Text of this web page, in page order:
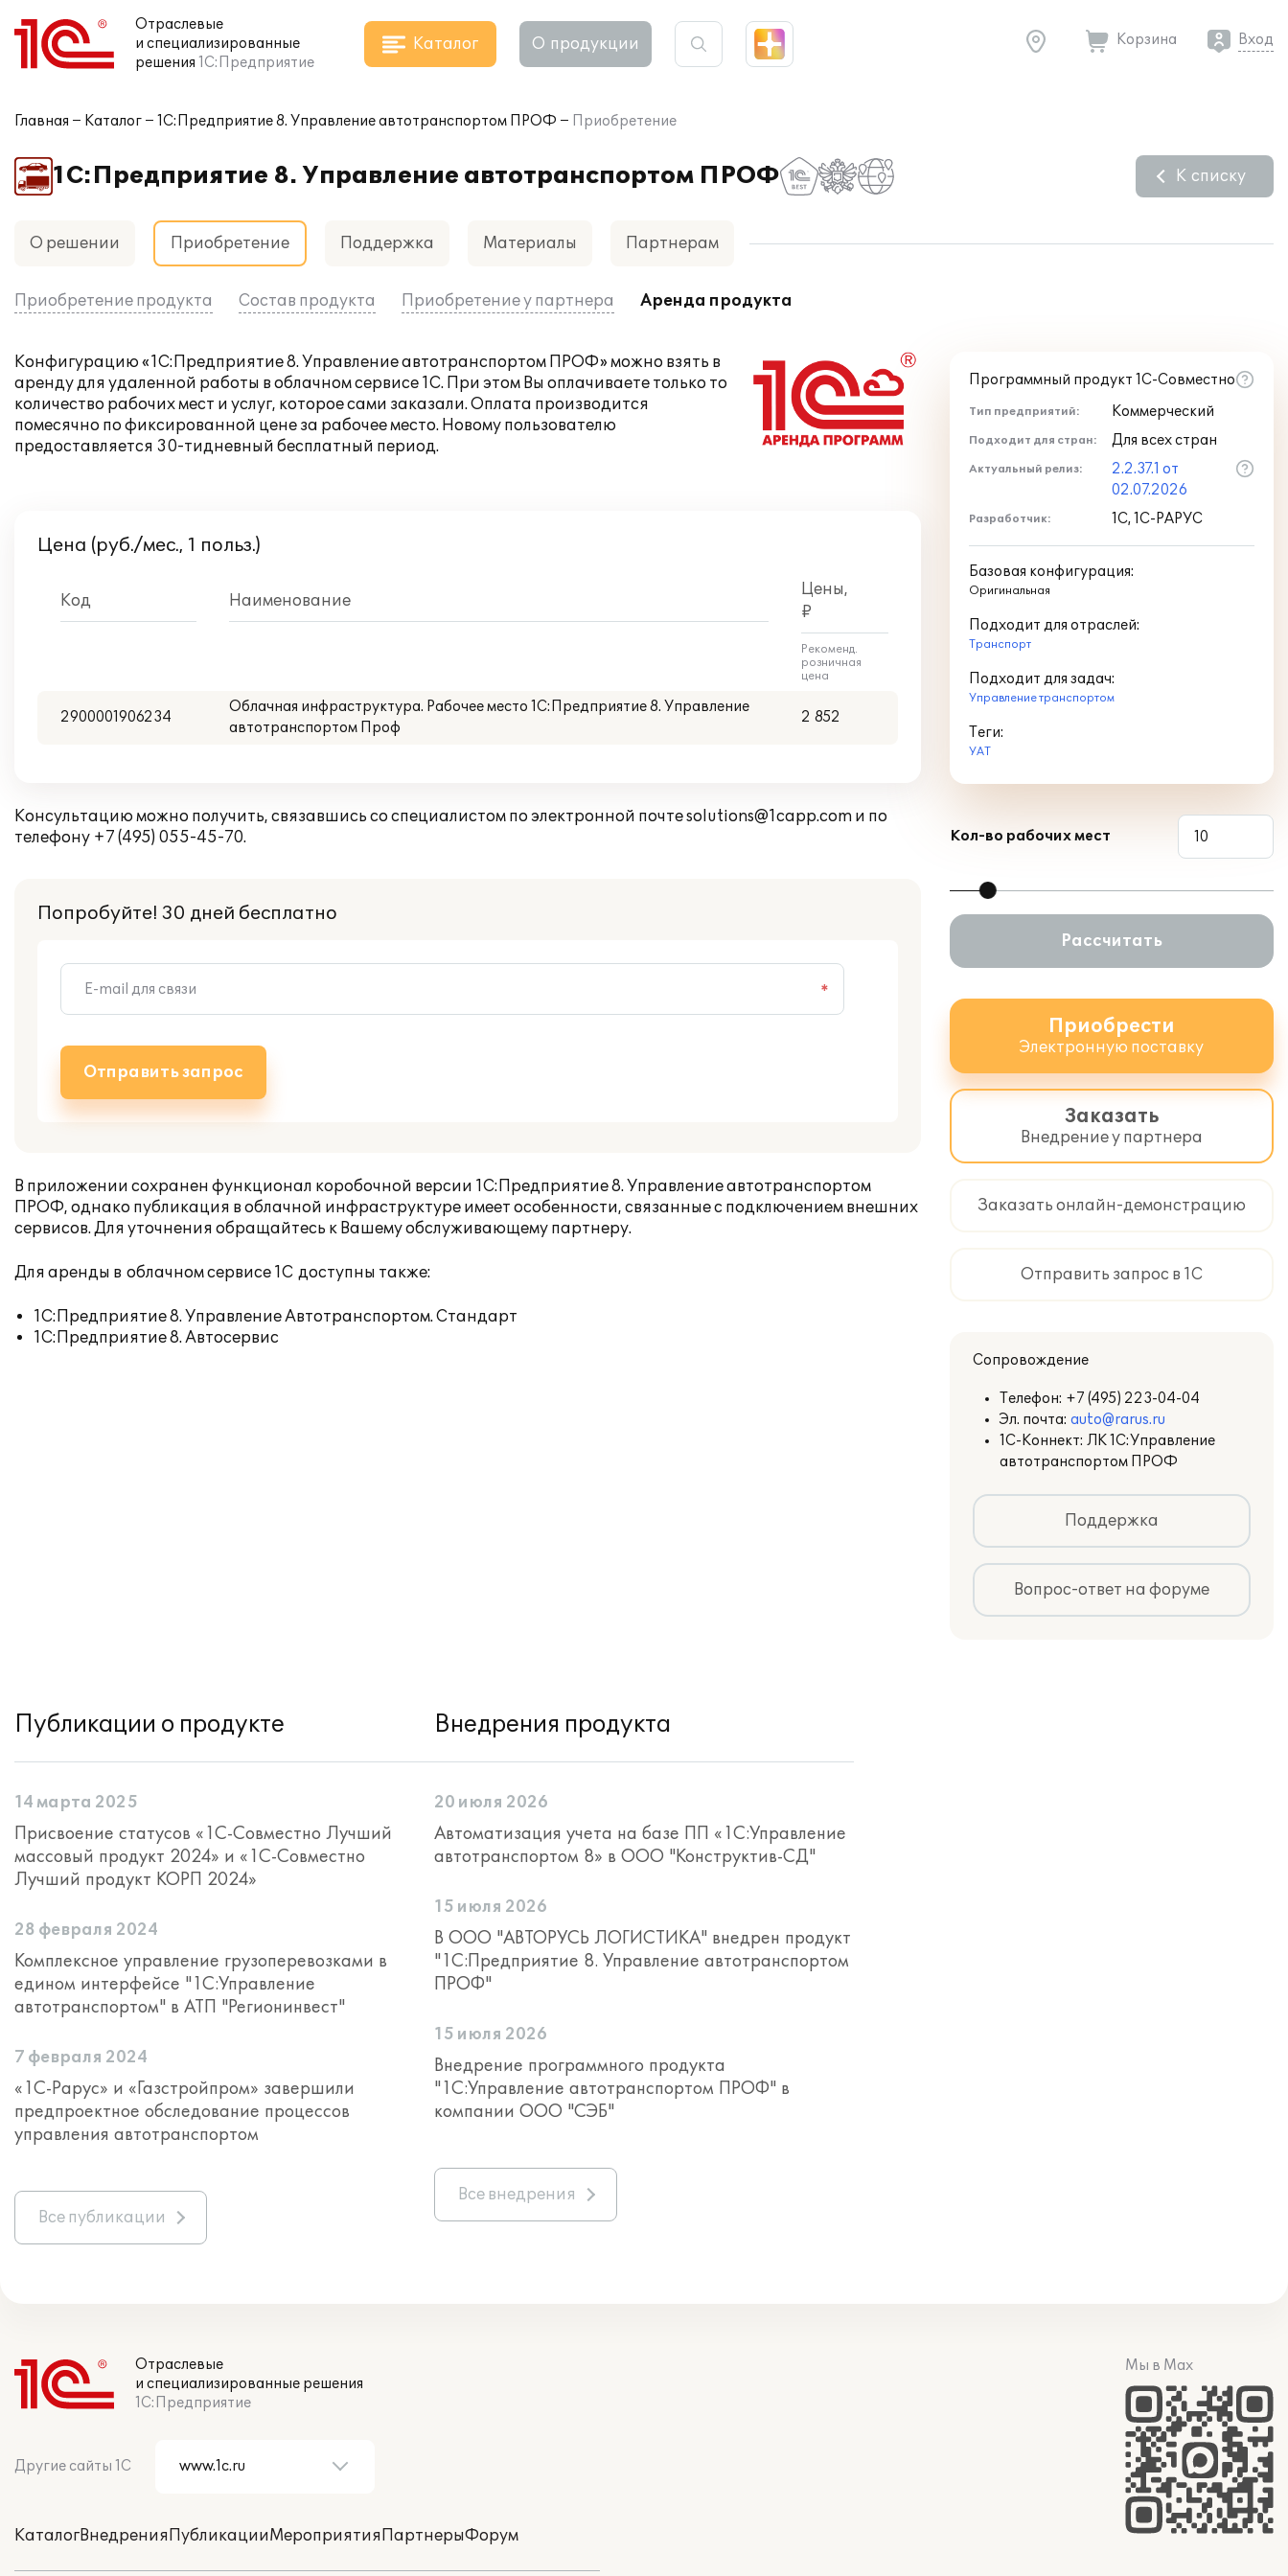
Отраслевые
и специализированные
решения 1С:Предприятие
Каталог О продукции Корзина Вход
Главная Каталог 1С:Предприятие 8. Управление автотранспортом ПРОФ Приобретение
1С:Предприятие 8. Управление автотранспортом ПРОФ К списку
О решении Приобретение Поддержка Материалы Партнерам
Приобретение продукта Состав продукта Приобретение у партнера Аренда продукта
Конфигурацию «1С:Предприятие 8. Управление автотранспортом ПРОФ» можно взять в
арендудля удаленной работы в облачном сервисе 1С. При этом Вы оплачиваете только то
количество рабочих мест и услуг, которое сами заказали. Оплата производится
помесячно по фиксированной цене за рабочее место. Новому пользователю
предоставляется 30-тидневный бесплатный период.
Цена (руб./мес., 1 польз.)
Код Наименование
Цены,
₽
Рекоменд.
розничная
цена
2900001906234
Облачная инфраструктура. Рабочее место 1С:Предприятие 8. Управление
автотранспортом Проф
2 852
Консультацию можно получить, связавшись со специалистом по электронной почтеsolutions@1capp.com и по
телефону +7 (495) 055-45-70.
Попробуйте! 30 дней бесплатно
*
Отправить запрос
В приложении сохранен функционал коробочной версии 1С:Предприятие 8. Управление автотранспортом
ПРОФ, однако публикация в облачной инфраструктуре имеет особенности, связанные с подключением внешних
сервисов. Для уточнения обращайтесь к Вашему обслуживающему партнеру.
Для аренды в облачном сервисе 1С доступны также:
1С:Предприятие 8. Управление Автотранспортом. Стандарт
1С:Предприятие 8. Автосервис
Программный продукт 1С-Совместно
Тип предприятий: Коммерческий
Подходит для стран: Для всех стран
Актуальный релиз:
2.2.37.1 от
02.07.2026
Разработчик: 1С, 1С-РАРУС
Базовая конфигурация:
Оригинальная
Подходит для отраслей:
Транспорт
Подходит для задач:
Управление транспортом
Теги:
УАТ
Кол-во рабочих мест
Рассчитать
Приобрести
Электронную поставку
Заказать
Внедрение у партнера
Заказать онлайн-демонстрацию
Отправить запрос в 1С
Сопровождение
Телефон: +7 (495) 223-04-04
Эл. почта: auto@rarus.ru
1С-Коннект: ЛК 1С:Управление
автотранспортом ПРОФ
Поддержка
Вопрос-ответ на форуме
Публикации о продукте
14 марта 2025
Присвоение статусов «1С-Совместно Лучший
массовый продукт 2024» и «1С-Совместно
Лучший продукт КОРП 2024»
28 февраля 2024
Комплексное управление грузоперевозками в
едином интерфейсе "1С:Управление
автотранспортом" в АТП "Регионинвест"
7 февраля 2024
«1С-Рарус» и «Газстройпром» завершили
предпроектное обследование процессов
управления автотранспортом
Все публикации
Внедрения продукта
20 июля 2026
Автоматизация учета на базе ПП «1С:Управление
автотранспортом 8» в ООО "Конструктив-СД"
15 июля 2026
В ООО "АВТОРУСЬ ЛОГИСТИКА" внедрен продукт
"1С:Предприятие 8. Управление автотранспортом
ПРОФ"
15 июля 2026
Внедрение программного продукта
"1С:Управление автотранспортом ПРОФ" в
компании ООО "СЭБ"
Все внедрения
Отраслевые
и специализированные решения
1С:Предприятие
Другие сайты 1С
КаталогВнедренияПубликацииМероприятияПартнерыФорум
Мы в Max